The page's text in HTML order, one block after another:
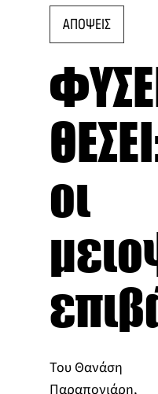
ΑΠΟΨΕΙΣ
οι
Του Θανάση
Παραπονιάρη,